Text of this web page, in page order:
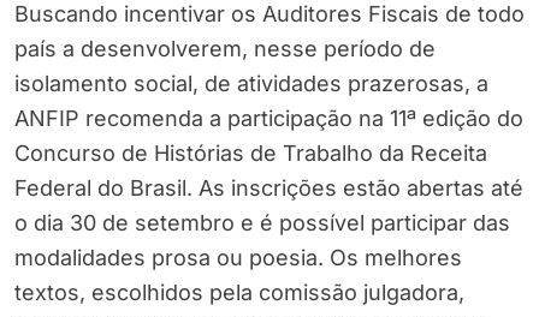
Buscando incentivar os Auditores Fiscais de todo
país a desenvolverem, nesse período de
isolamento social, de atividades prazerosas, a
ANFIP recomenda a participação na 11ª edição do
Concurso de Histórias de Trabalho da Receita
Federal do Brasil. As inscrições estão abertas até
o dia 30 de setembro e é possível participar das
modalidades prosa ou poesia. Os melhores
textos, escolhidos pela comissão julgadora,